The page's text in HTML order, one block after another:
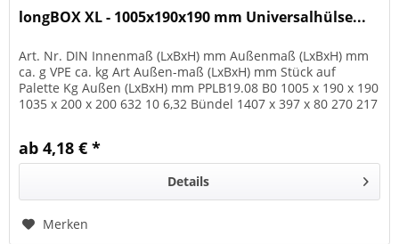
longBOX XL - 1005x190x190 mm Universalhülse...
Art. Nr. DIN Innenmaß (LxBxH) mm Außenmaß (LxBxH) mm
ca. g VPE ca. kg Art Außen-maß (LxBxH) mm Stück auf
Palette Kg Außen (LxBxH) mm PPLB19.08 B0 1005 x 190 x 190
1035 x 200 x 200 632 10 6,32 Bündel 1407 x 397 x 80 270 217
ab 4,18 € *
Details
Merken